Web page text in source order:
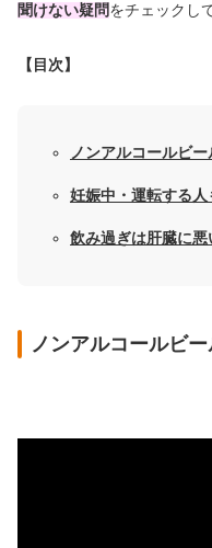
聞けない疑問 をチェックし
【目次】
ノンアルコールビー
妊娠中・運転する人
飲み過ぎは肝臓に悪
ノンアルコールビ